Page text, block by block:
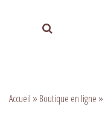
Accueil » Boutique en ligne »